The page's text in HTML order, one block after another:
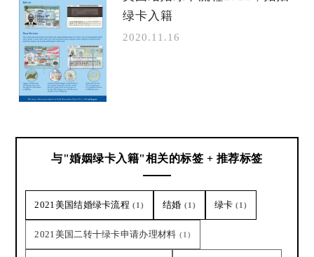
绿卡入籍
2020.11.16
与"婚姻绿卡入籍"相关的标签 + 推荐标签
2021美国结婚绿卡流程 (1) 结婚 (1) 绿卡 (1)
2021美国二转十绿卡申请办理材料 (1)